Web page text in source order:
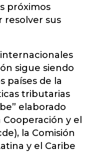
próximos
resolver sus
sigue siendo
países de la
tributarias
elaborado
y el
la Comisión
y el Caribe